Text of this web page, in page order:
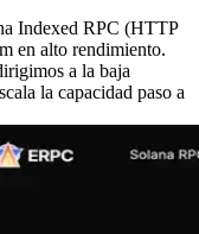
Indexed RPC (HTTP
en alto rendimiento.
a la baja
la capacidad paso a